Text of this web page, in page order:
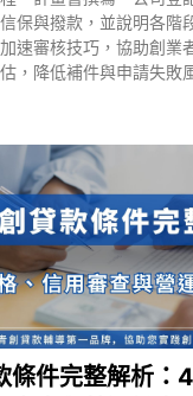
保與撥款，並說明各階
速審核技巧，協助創業
，降低補件與申請失敗
條件完整解析：